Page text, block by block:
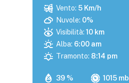
39 % 1015 mb
Vento: 5 Km/h
Nuvole: 0%
Visibilità: 10 km
Alba: 6:00 am
Tramonto: 8:14 pm